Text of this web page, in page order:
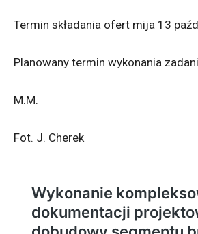
Termin składania ofert mija 13
Planowany termin wykonania
M.M.
Fot. J. Cherek